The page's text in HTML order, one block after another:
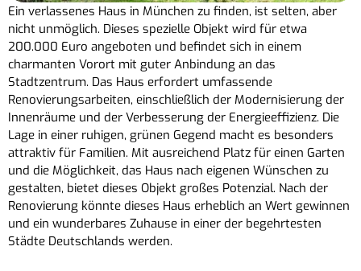
Ein verlassenes Haus in München zu finden, ist selten, aber
nicht unmöglich. Dieses spezielle Objekt wird für etwa
200.000 Euro angeboten und befindet sich in einem
charmanten Vorort mit guter Anbindung an das
Stadtzentrum. Das Haus erfordert umfassende
Renovierungsarbeiten, einschließlich der Modernisierung der
Innenräume und der Verbesserung der Energieeffizienz. Die
Lage in einer ruhigen, grünen Gegend macht es besonders
attraktiv für Familien. Mit ausreichend Platz für einen Garten
und die Möglichkeit, das Haus nach eigenen Wünschen zu
gestalten, bietet dieses Objekt großes Potenzial. Nach der
Renovierung könnte dieses Haus erheblich an Wert gewinnen
und ein wunderbares Zuhause in einer der begehrtesten
Städte Deutschlands werden.